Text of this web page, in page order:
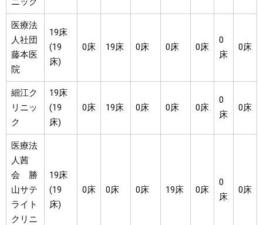
医療法
人社団
藤本医
院
19床
(19
床)
0床 19床 0床 0床 0床
0
床
0床
細江ク
リニッ
ク
19床
(19
床)
0床 19床 0床 0床 0床
0
床
0床
医療法
人茜
会 勝
山サテ
ライト
クリニ
19床
(19
床)
0床 0床 0床 19床 0床
0
床
0床